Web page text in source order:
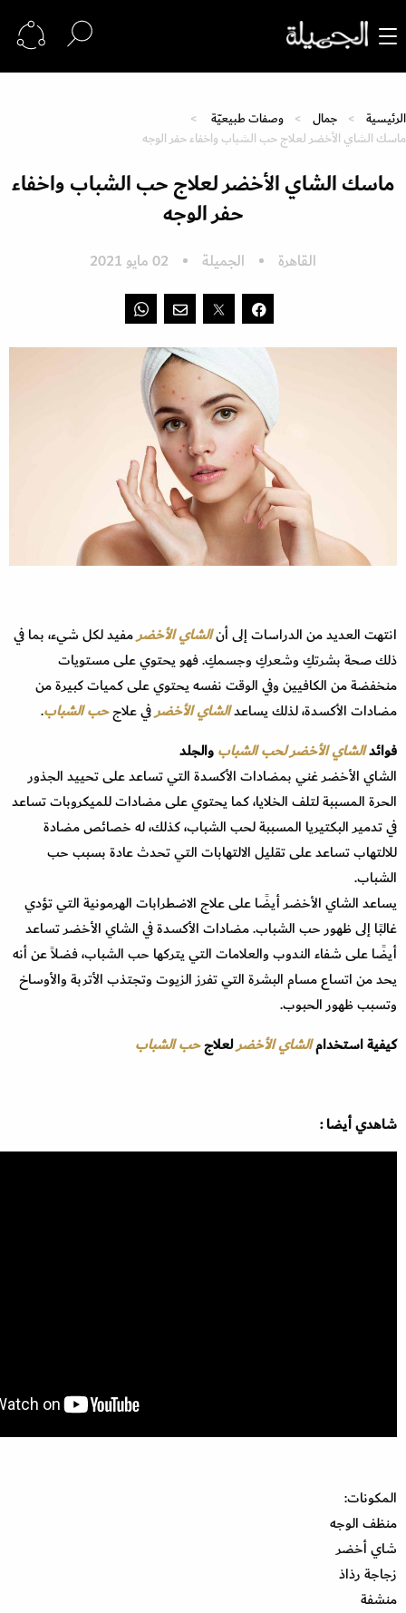
الرئيسية جمال
وصفات طبيعيّة
ماسك الشاي الأخضر لعلاج حب الشباب واخفاء حفر الوجه
ماسك الشاي الأخضر لعلاج حب الشباب واخفاء
حفر الوجه
القاهرة الجميلة 02 مايو 2021
انتهت العديد من الدراسات إلى أنالشاي الأخضرمفيد لكل شيء، بما في
ذلك صحة بشرتكِ وشعركِ وجسمكِ. فهو يحتوي على مستويات
منخفضة من الكافيين وفي الوقت نفسه يحتوي على كميات كبيرة من
مضادات الأكسدة، لذلك يساعدالشاي الأخضرفي علاجحب الشباب.
فوائدالشاي الأخضرلحب الشبابوالجلد
الشاي الأخضر غني بمضادات الأكسدة التي تساعد على تحييد الجذور
الحرة المسببة لتلف الخلايا، كما يحتوي على مضادات للميكروبات تساعد
في تدمير البكتيريا المسببة لحب الشباب، كذلك، له خصائص مضادة
للالتهاب تساعد على تقليل الالتهابات التي تحدث عادة بسبب حب
الشباب.
يساعد الشاي الأخضر أيضًا على علاج الاضطرابات الهرمونية التي تؤدي
غالبًا إلى ظهور حب الشباب. مضادات الأكسدة في الشاي الأخضر تساعد
أيضًا على شفاء الندوب والعلامات التي يتركها حب الشباب، فضلاً عن أنه
يحد من اتساع مسام البشرة التي تفرز الزيوت وتجتذب الأتربة والأوساخ
وتسبب ظهور الحبوب.
كيفية استخدامالشاي الأخضرلعلاجحب الشباب
شاهدي أيضا :
المكونات:
منظف الوجه
شاي أخضر
زجاجة رذاذ
منشفة